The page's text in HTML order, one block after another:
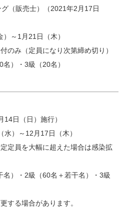
（販売士）（2021年2月17日
～1月21日（木）
のみ（定員になり次第締め切り）
）・3級（20名）
日（日）施行）
）～12月17日（木）
定員を大幅に超えた場合は感染拡
）・2級（60名＋若干名）・3級
する場合があります。